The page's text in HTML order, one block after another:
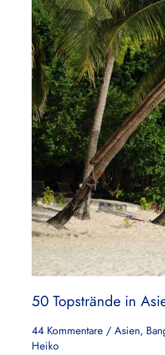
50 Topstrände in
44 Kommentare/Asien,
Heiko